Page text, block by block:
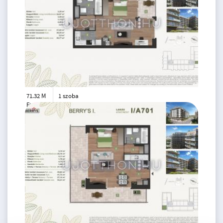
71.32 M
Ft
38 m2
1 szoba
3. emelet